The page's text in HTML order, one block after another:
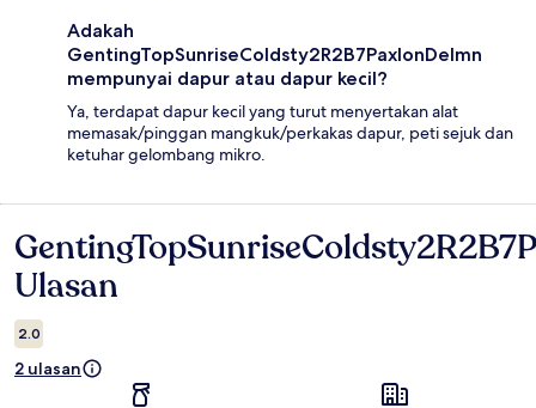
Adakah
GentingTopSunriseColdsty2R2B7PaxIonDelmn
mempunyai dapur atau dapur kecil?
Ya, terdapat dapur kecil yang turut menyertakan alat
memasak/pinggan mangkuk/perkakas dapur, peti sejuk dan
ketuhar gelombang mikro.
Ulasan
Ulasan
2.0
2 ulasan